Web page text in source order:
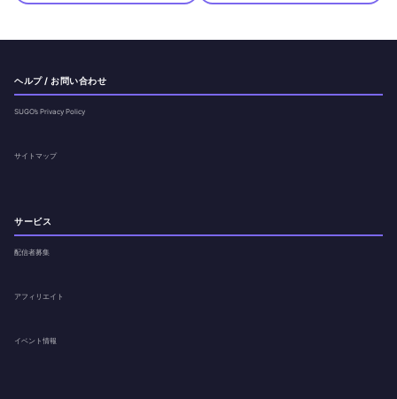
ヘルプ / お問い合わせ
SUGO’s Privacy Policy
サイトマップ
サービス
配信者募集
アフィリエイト
イベント情報